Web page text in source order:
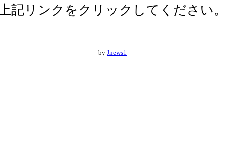
記リンクをクリックしてください
by Jnews1